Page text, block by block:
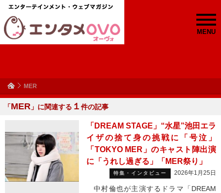
MENU
MER
「MER 」に関連する １ 件の記事
「DREAM STAGE」“水星”池田エラ
イザの捨て身の挑戦に「号泣」
「TOKYO MER」のキャスト陣出演
に「うれし過ぎる」「MER祭り」
特集・インタビュー 2026年1月25日
中村倫也が主演するドラマ「DREAM